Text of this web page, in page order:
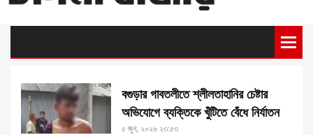
বগুড়ার গাবতলীতে শ্লীলতাহানির চেষ্টার
অভিযোগে ব্যক্তিকে খুঁটিতে বেঁধে নির্যাতন
৫ জুন, ২০২৬ ২৩:৫৩